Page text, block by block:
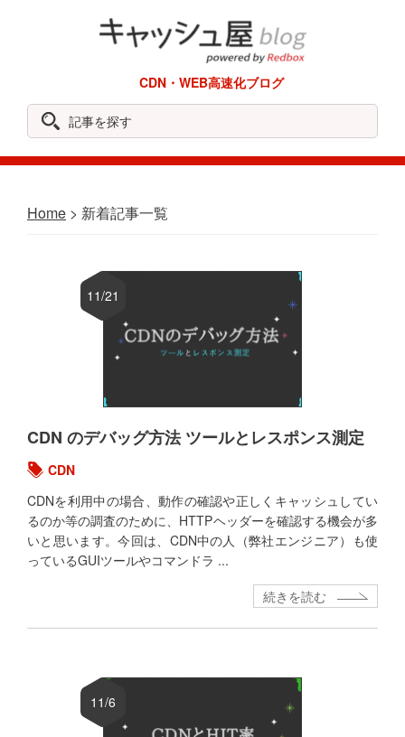
Labo
CDN・WEB高速化ブログ
記
事
を
す
Home > 新着記事一覧
CDN のデバッグ方法 ツールとレスポンス測定
11/21
CDN
CDNを利用中の場合、動作の確認や正しくキャッシュしてい
るのか等の調査のために、HTTPヘッダーを確認する機会が多
いと思います。今回は、CDN中の人（弊社エンジニア）も使
っているGUIツールやコマンドラ ...
続きを読む
11/6